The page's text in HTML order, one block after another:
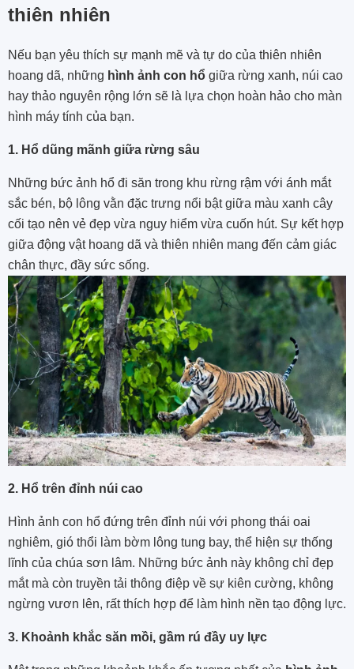
thiên nhiên
Nếu bạn yêu thích sự mạnh mẽ và tự do của thiên nhiên
hoang dã, những hình ảnh con hổ giữa rừng xanh, núi cao
hay thảo nguyên rộng lớn sẽ là lựa chọn hoàn hảo cho màn
hình máy tính của bạn.
1. Hổ dũng mãnh giữa rừng sâu
Những bức ảnh hổ đi săn trong khu rừng rậm với ánh mắt
sắc bén, bộ lông vằn đặc trưng nổi bật giữa màu xanh cây
cối tạo nên vẻ đẹp vừa nguy hiểm vừa cuốn hút. Sự kết hợp
giữa động vật hoang dã và thiên nhiên mang đến cảm giác
chân thực, đầy sức sống.
2. Hổ trên đỉnh núi cao
Hình ảnh con hổ đứng trên đỉnh núi với phong thái oai
nghiêm, gió thổi làm bờm lông tung bay, thể hiện sự thống
lĩnh của chúa sơn lâm. Những bức ảnh này không chỉ đẹp
mắt mà còn truyền tải thông điệp về sự kiên cường, không
ngừng vươn lên, rất thích hợp để làm hình nền tạo động lực.
3. Khoảnh khắc săn mồi, gầm rú đầy uy lực